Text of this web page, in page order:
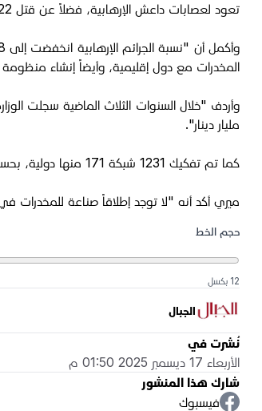
تعود لعصابات داعش الإرهابية، فضلاً عن قتل 222 إرهابياً".
المخدرات مع دول إقليمية، وأيضاً إنشاء منظومة
مليار دينار".
كما تم تفكيك 1231 شبكة 171 منها دولية، بحسب ميري، وإصدار 286 حكم إعدام بحق تجار المخدرات، و126 مذكرة قبض بحق تجار دوليين فضلاً عن تنفيذ 7 عمليات خارج العراق.
ميري أكد أنه "لا توجد إطلاقاً صناعة للمخدرات في العراق، وكانت هناك 3 معامل لصناعة
حجم الخط
12 بكسل
الجبال
نُشرت في
الأربعاء 17 ديسمبر 2025 01:50 م
شارك هذا المنشور
فيسبوك